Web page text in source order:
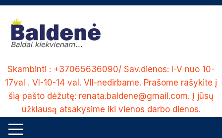
Skip
content
Skambinti : +37065636090/ Sav.dienos: I-V nuo 10-
17val . VI-10-14 val. VII-nedirbame. Prašome rašykite į
šią pašto dėžutę: renata.baldene@gmail.com. Į jūsų
užklausą atsakysime iki vienos darbo dienos.